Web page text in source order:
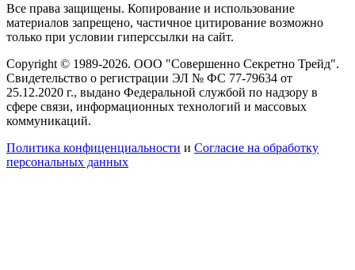
Все права защищены. Копирование и использование
материалов запрещено, частичное цитирование возможно
только при условии гиперссылки на сайт.
Copyright © 1989-2026. ООО "Совершенно Секретно Трейд".
Свидетельство о регистрации ЭЛ № ФС 77-79634 от
25.12.2020 г., выдано Федеральной службой по надзору в
сфере связи, информационных технологий и массовых
коммуникаций.
Политика конфиценциальности и Согласие на обработку
персональных данных